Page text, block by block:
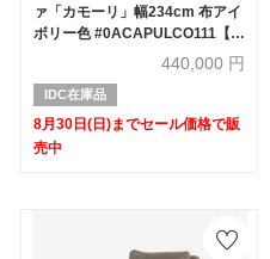
ァ「カモーリ」幅234cm 布アイ
ボリー色 #0ACAPULCO111【セ
ール対象品のため50%OFF】
440,000 円
IDC在庫品
8月30日(日)までセール価格で販
売中